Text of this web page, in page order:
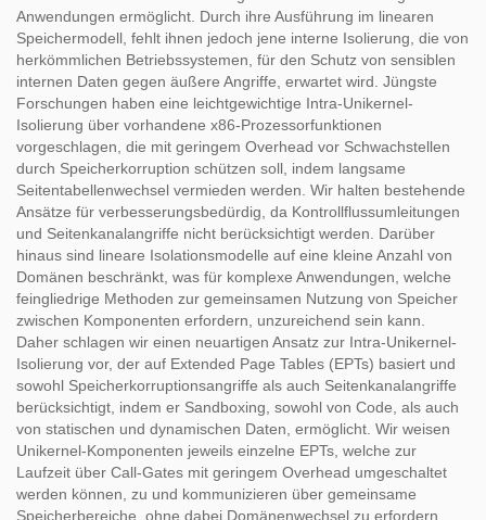
Anwendungen ermöglicht. Durch ihre Ausführung im linearen
Speichermodell, fehlt ihnen jedoch jene interne Isolierung, die von
herkömmlichen Betriebssystemen, für den Schutz von sensiblen
internen Daten gegen äußere Angriffe, erwartet wird. Jüngste
Forschungen haben eine leichtgewichtige Intra-Unikernel-
Isolierung über vorhandene x86-Prozessorfunktionen
vorgeschlagen, die mit geringem Overhead vor Schwachstellen
durch Speicherkorruption schützen soll, indem langsame
Seitentabellenwechsel vermieden werden. Wir halten bestehende
Ansätze für verbesserungsbedürdig, da Kontrollflussumleitungen
und Seitenkanalangriffe nicht berücksichtigt werden. Darüber
hinaus sind lineare Isolationsmodelle auf eine kleine Anzahl von
Domänen beschränkt, was für komplexe Anwendungen, welche
feingliedrige Methoden zur gemeinsamen Nutzung von Speicher
zwischen Komponenten erfordern, unzureichend sein kann.
Daher schlagen wir einen neuartigen Ansatz zur Intra-Unikernel-
Isolierung vor, der auf Extended Page Tables (EPTs) basiert und
sowohl Speicherkorruptionsangriffe als auch Seitenkanalangriffe
berücksichtigt, indem er Sandboxing, sowohl von Code, als auch
von statischen und dynamischen Daten, ermöglicht. Wir weisen
Unikernel-Komponenten jeweils einzelne EPTs, welche zur
Laufzeit über Call-Gates mit geringem Overhead umgeschaltet
werden können, zu und kommunizieren über gemeinsame
Speicherbereiche, ohne dabei Domänenwechsel zu erfordern.